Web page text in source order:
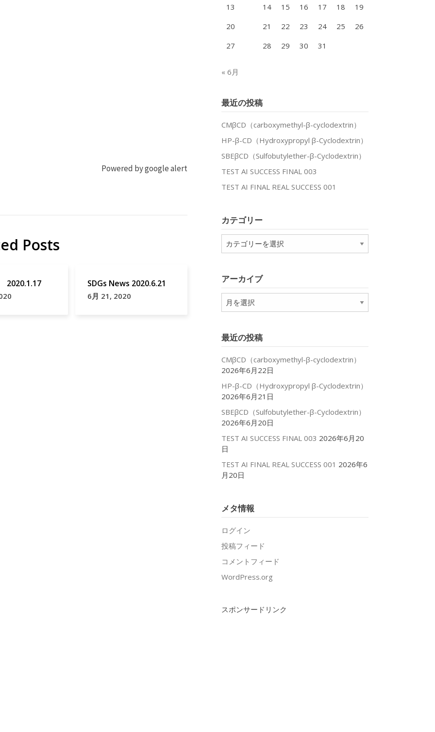
Powered by google alert
Posts
2020.1.17 SDGs News 2020.6.21
6月 21, 2020
13
14 15 16 17 18
19
20
21 22 23 24 25
26
27
28 29 30 31
« 6月
最近の投稿
CMβCD（carboxymethyl-β-cyclodextrin）
HP-β-CD（Hydroxypropyl β-Cyclodextrin）
SBEβCD（Sulfobutylether-β-Cyclodextrin）
TEST AI SUCCESS FINAL 003
TEST AI FINAL REAL SUCCESS 001
カテゴリー
テ
ー
アーカイブ
ア
ー
ブ
最近の投稿
CMβCD（carboxymethyl-β-cyclodextrin）
2026年6月22日
HP-β-CD（Hydroxypropyl β-Cyclodextrin）
2026年6月21日
SBEβCD（Sulfobutylether-β-Cyclodextrin）
2026年6月20日
TEST AI SUCCESS FINAL 003 2026年6月20
日
TEST AI FINAL REAL SUCCESS 001 2026年6
月20日
メタ情報
ログイン
投稿フィード
コメントフィード
WordPress.org
スポンサードリンク